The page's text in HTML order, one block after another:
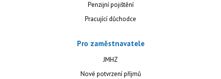
Penzijní pojištění
Pracující důchodce
Pro zaměstnavatele
JMHZ
Nové potvrzení příjmů